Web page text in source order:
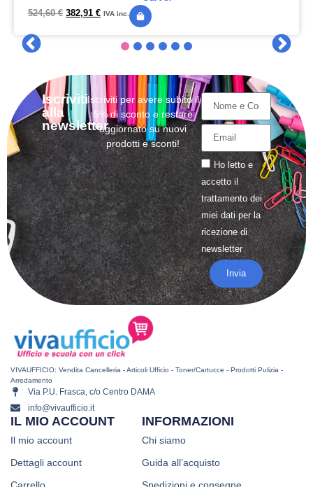
524,60€ 382,91 € IVA inc.
Iscriviti
alla
newsletter
Iscriviti per avere subito il
5% di sconto e restare
aggiornato su nuovi
prodotti e sconti!
Ho letto e
accetto il
trattamentodei
miei dati per la
ricezione di
newsletter
Invia
VIVAUFFICIO: Vendita Cancelleria - Articoli Ufficio - Toner/Cartucce - Prodotti Pulizia -
Arredamento
Via P.U. Frasca, c/o Centro DAMA
info@vivaufficio.it
INFORMAZIONI
Chi siamo
Guida all’acquisto
IL MIO ACCOUNT
Il mio account
Dettagli account